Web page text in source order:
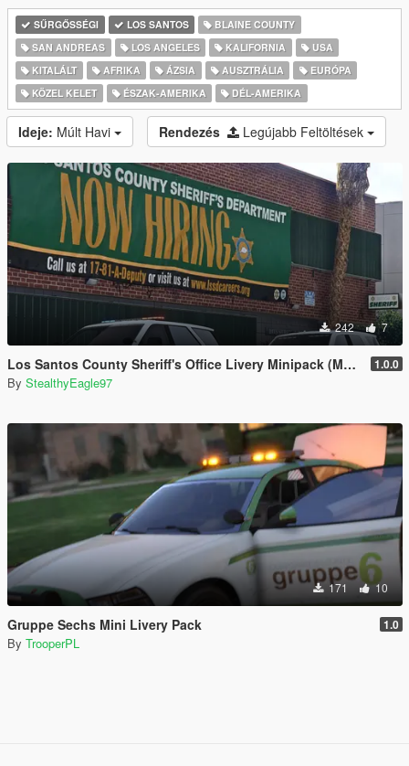
SŰRGŐSSÉGI LOS SANTOS
BLAINE COUNTY
SAN ANDREAS
LOS ANGELES KALIFORNIA
USA
KITALÁLT
AFRIKA ÁZSIA AUSZTRÁLIA
EURÓPA
KÖZEL KELET
ÉSZAK-AMERIKA DÉL-AMERIKA
Ideje: Múlt Havi Rendezés Legújabb Feltöltések
242 7
Los Santos County Sheriff's Office Livery Minipack (Multnomah County, WA) 1.0.0
By StealthyEagle97
171 10
Gruppe Sechs Mini Livery Pack 1.0
By TrooperPL